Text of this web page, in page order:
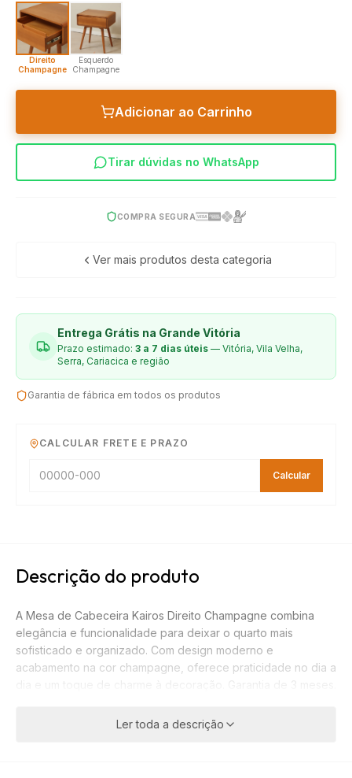
Direito
Champagne
Esquerdo
Champagne
Adicionar ao Carrinho
Tirar dúvidas no WhatsApp
COMPRA SEGURA
Ver mais produtos desta categoria
Entrega Grátis na Grande Vitória
Prazo estimado: 3 a 7 dias úteis — Vitória, Vila Velha,
Serra, Cariacica e região
Garantia de fábrica em todos os produtos
CALCULAR FRETE E PRAZO
Calcular
Descrição do produto
A Mesa de Cabeceira Kairos Direito Champagne combina
elegância e funcionalidade para deixar o quarto mais
sofisticado e organizado. Com design moderno e
acabamento na cor champagne, oferece praticidade no dia a
Ler toda a descrição